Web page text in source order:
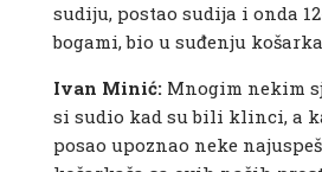
sudiju, postao sudija i onda
bogami, bio u suđenju
Ivan Minić:Mnogim nekim
si sudio kad su bili klinci, a
posao upoznao neke